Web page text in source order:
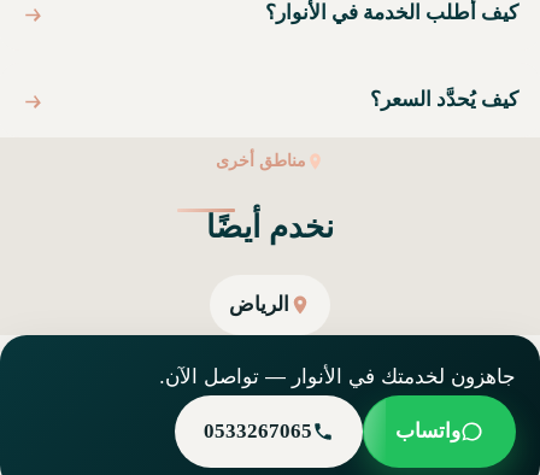
كيف أطلب الخدمة في الأنوار؟
كيف يُحدَّد السعر؟
مناطق أخرى
نخدم أيضًا
الرياض
جاهزون لخدمتك في الأنوار — تواصل الآن.
واتساب 0533267065